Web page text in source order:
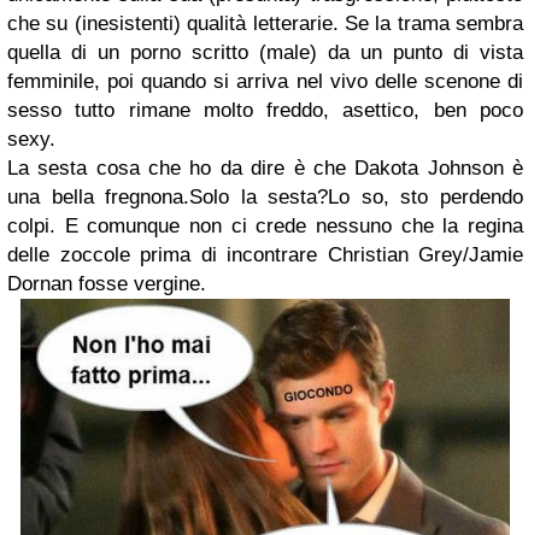
che su (inesistenti) qualità letterarie. Se la trama sembra
quella di un porno scritto (male) da un punto di vista
femminile, poi quando si arriva nel vivo delle scenone di
sesso tutto rimane molto freddo, asettico, ben poco
sexy.
La sesta cosa che ho da dire è che Dakota Johnson è
una bella fregnona.Solo la sesta?Lo so, sto perdendo
colpi. E comunque non ci crede nessuno che la regina
delle zoccole prima di incontrare Christian Grey/Jamie
Dornan fosse vergine.